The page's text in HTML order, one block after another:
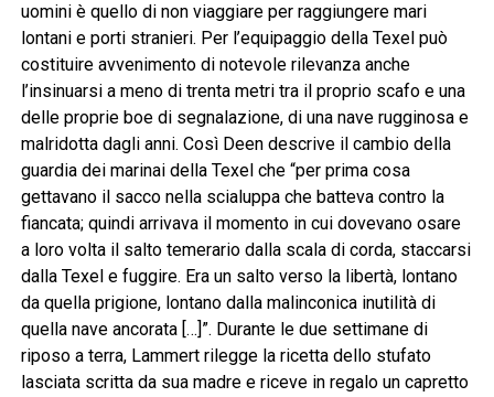
uomini è quello di non viaggiare per raggiungere mari
lontani e porti stranieri. Per l’equipaggio della Texel può
costituire avvenimento di notevole rilevanza anche
l’insinuarsi a meno di trenta metri tra il proprio scafo e una
delle proprie boe di segnalazione, di una nave rugginosa e
malridotta dagli anni. Così Deen descrive il cambio della
guardia dei marinai della Texel che “per prima cosa
gettavano il sacco nella scialuppa che batteva contro la
fiancata; quindi arrivava il momento in cui dovevano osare
a loro volta il salto temerario dalla scala di corda, staccarsi
dalla Texel e fuggire. Era un salto verso la libertà, lontano
da quella prigione, lontano dalla malinconica inutilità di
quella nave ancorata […]”. Durante le due settimane di
riposo a terra, Lammert rilegge la ricetta dello stufato
lasciata scritta da sua madre e riceve in regalo un capretto